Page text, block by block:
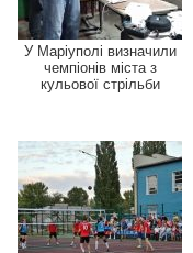
У Маріуполі визначили
чемпіонів міста з
кульової стрільби